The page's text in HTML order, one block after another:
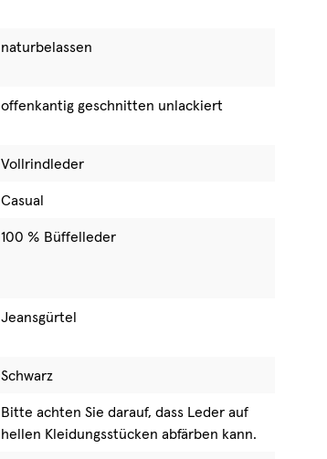
naturbelassen
offenkantig geschnitten unlackiert
Vollrindleder
Casual
100 % Büffelleder
Jeansgürtel
Schwarz
Bitte achten Sie darauf, dass Leder auf
hellen Kleidungsstücken abfärben kann.